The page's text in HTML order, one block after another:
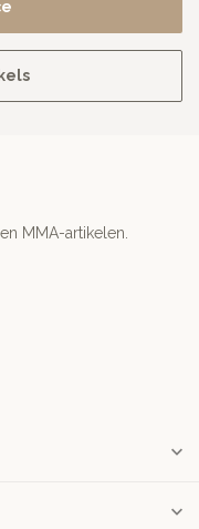
MMA-artikelen.